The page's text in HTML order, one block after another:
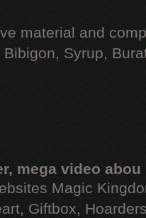
material and
Syrup,
mega video abou
Magic
Giftbox,